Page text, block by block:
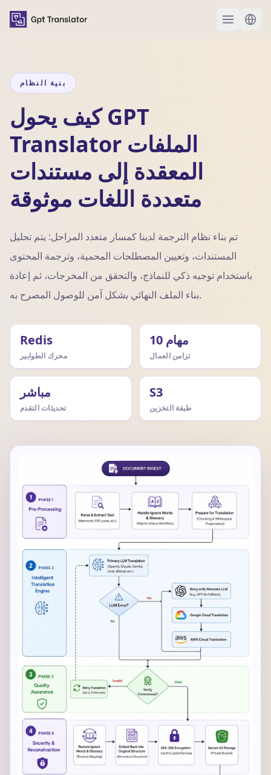
بنية النظام
كيف يحول GPT
Translator الملفات
المعقدة إلى مستندات
متعددة اللغات موثوقة
تم بناء نظام الترجمة لدينا كمسار متعدد المراحل: يتم تحليل
المستندات، وتعيين المصطلحات المحمية، وترجمة المحتوى
باستخدام توجيه ذكي للنماذج، والتحقق من المخرجات، ثم إعادة
بناء الملف النهائي بشكل آمن للوصول المصرح به.
Redis
محرك الطوابير
10 مهام
تزامن العمال
مباشر
تحديثات التقدم
S3
طبقة التخزين